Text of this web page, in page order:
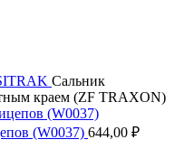
Сальник
краем (ZF TRAXON)
(W0037) 644,00 ₽